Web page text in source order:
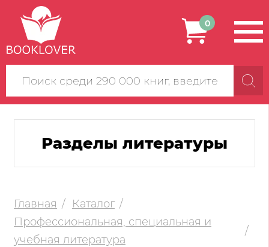
Поиск
по
сайту
0
Разделы литературы
Главная
Каталог
Профессиональная, специальная и
учебная литература